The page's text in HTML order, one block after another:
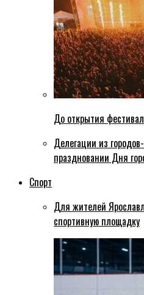
До открытия
Делегации из
праздновании Дня
Спорт
Для жителей
спортивную площадку